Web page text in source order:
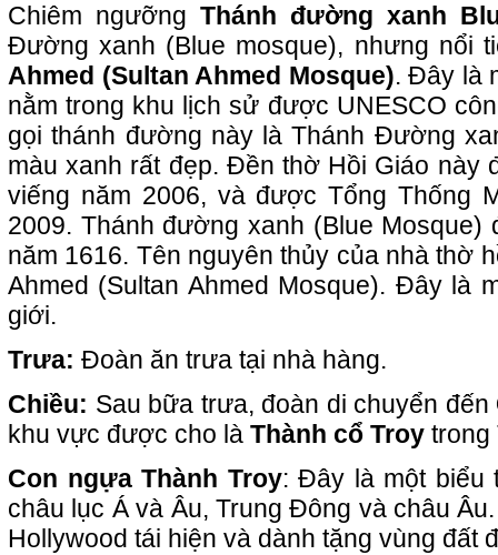
Chiêm ngưỡngThánh đường xanh
Đường xanh (Blue mosque), nhưng nổi
Ahmed (Sultan Ahmed Mosque). Đây là
nằm trong khu lịch sử được UNESCO
gọi thánh đường này là Thánh Đường
màu xanh rất đẹp. Đền thờ Hồi Giáo này
viếng năm 2006, và được Tổng Thống
2009. Thánh đường xanh (Blue
năm 1616. Tên nguyên thủy của nhà thờ
Ahmed (Sultan Ahmed Mosque). Đây là
giới.
Trưa: Đoàn ăn trưa tại nhà hàng.
Chiều: Sau bữa trưa, đoàn di chuyển đến
khu vực được cho là Thành cổ Troy trong
Con ngựa Thành Troy: Đây là một biểu
châu lục Á và Âu, Trung Đông và châu
Hollywood tái hiện và dành tặng vùng đất